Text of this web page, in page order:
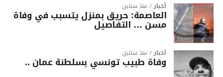
أخبار منذ سنتين
العاصمة: حريق بمنزل يتسبب في وفاة
مسن … التفاصيل
أخبار منذ سنتين
وفاة طبيب تونسي بسلطنة عمان ..